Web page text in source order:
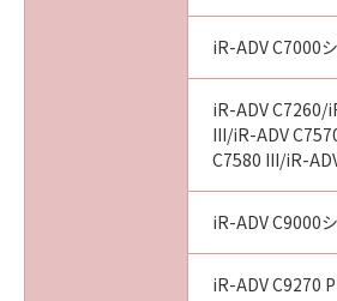
iR-ADV C7000
iR-ADV C7260/
III/iR-ADV
C7580 III/iR-
iR-ADV C9000
iR-ADV C9270